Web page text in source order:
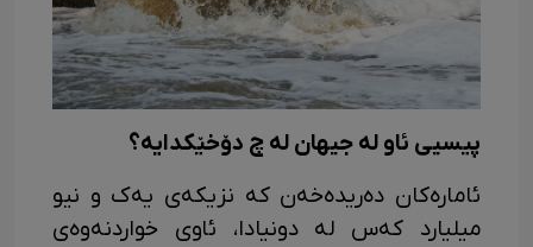
پیسیی ئاو لە جیهان لە چ دۆخێکدایە؟
ئامارەکان دەریدەخەن کە نزیکەی یەک و نیو
میلیارد کەس لە دونیادا، ئاوی خواردنەوەی